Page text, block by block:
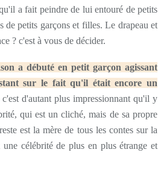
a fait peindre de lui entouré de petits
de petits garçons et filles. Le drapeau et
? c'est à vous de décider.
a débuté en petit garçon agissant
sur le fait qu'il était encore un
d'autant plus impressionnant qu'il y
qui est un cliché, mais de sa propre
est la mère de tous les contes sur la
célébrité de plus en plus étrange et